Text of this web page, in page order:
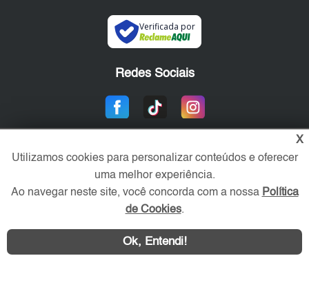
Verificada por
Redes Sociais
Área exclusiva aos anunciantes,
X
Utilizamos cookies para personalizar conteúdos e oferecer
uma melhor experiência.
Ao navegar neste site, você concorda com a nossa Política
de Cookies.
Ok, Entendi!